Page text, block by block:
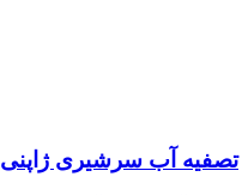
تصفیه آب سرشیری ژاپنی TORAY